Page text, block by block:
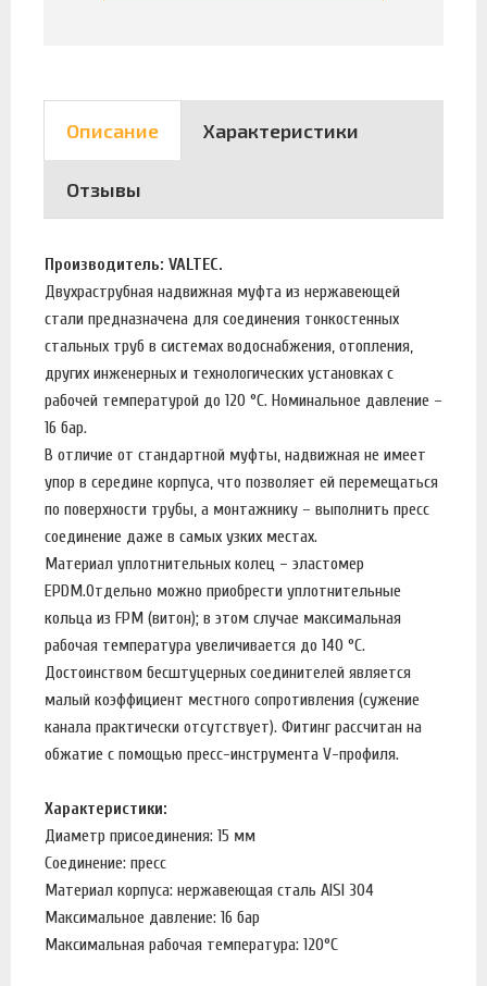
Описание Характеристики
Отзывы
Производитель: VALTEC.
Двухраструбная надвижная муфта из нержавеющей
стали предназначена для соединения тонкостенных
стальных труб в системах водоснабжения, отопления,
других инженерных и технологических установках с
рабочей температурой до 120 °С. Номинальное давление –
16 бар.
В отличие от стандартной муфты, надвижная не имеет
упор в середине корпуса, что позволяет ей перемещаться
по поверхности трубы, а монтажнику – выполнить пресс
соединение даже в самых узких местах.
Материал уплотнительных колец – эластомер
EPDM.Отдельно можно приобрести уплотнительные
кольца из FPM (витон); в этом случае максимальная
рабочая температура увеличивается до 140 °С.
Достоинством бесштуцерных соединителей является
малый коэффициент местного сопротивления (сужение
канала практически отсутствует). Фитинг рассчитан на
обжатие с помощью пресс-инструмента V-профиля.
Характеристики:
Диаметр присоединения: 15 мм
Соединение: пресс
Материал корпуса: нержавеющая сталь AISI 304
Максимальное давление: 16 бар
Максимальная рабочая температура: 120°С